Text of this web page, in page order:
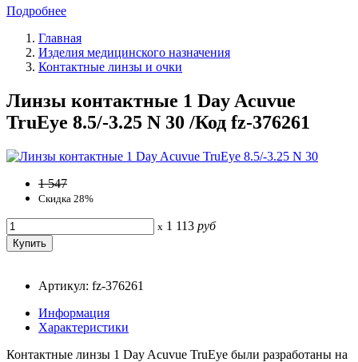
Подробнее
Главная
Изделия медицинского назначения
Контактные линзы и очки
Линзы контактные 1 Day Acuvue
TruEye 8.5/-3.25 N 30 /Код fz-376261
1 547
Скидка 28%
x 1 113 руб
Артикул: fz-376261
Информация
Характеристики
Контактные линзы 1 Day Acuvue TruEye были разработаны на